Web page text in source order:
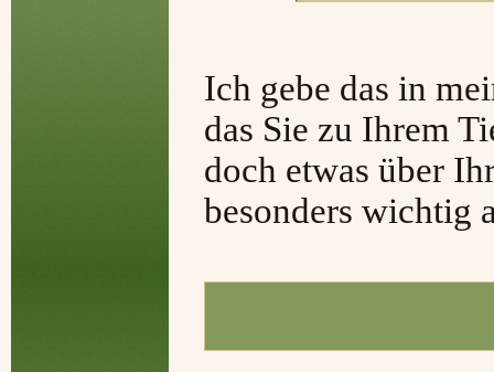
Ich gebe das in
das Sie zu Ihrem
doch etwas über
besonders wichtig